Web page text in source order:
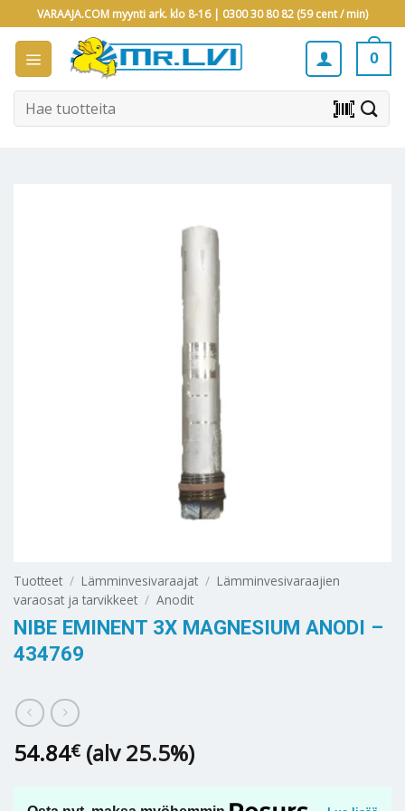
to
content
VARAAJA.COM myynti ark. klo 8-16 | 0300 30 80 82 (59 cent / min)
0
Etsi: barcode_scanner
Tuotteet / Lämminvesivaraajat / Lämminvesivaraajien
varaosat ja tarvikkeet / Anodit
NIBE EMINENT 3X MAGNESIUM ANODI –
434769
54.84€ (alv 25.5%)